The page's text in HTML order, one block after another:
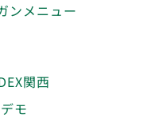
ンメニュー
関西
モ